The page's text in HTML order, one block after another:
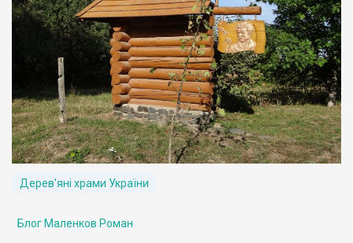
Дерев'яні храми України
Блог Маленков Роман